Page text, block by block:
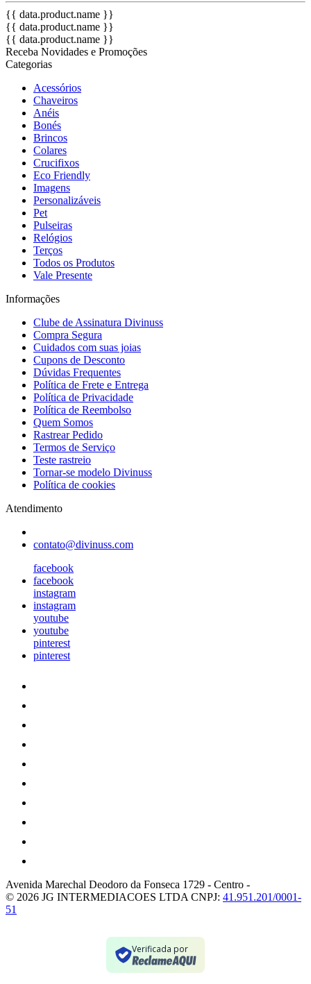
{{ data.product.name }}
{{ data.product.name }}
{{ data.product.name }}
Receba Novidades e Promoções
Categorias
Acessórios
Chaveiros
Anéis
Bonés
Brincos
Colares
Crucifixos
Eco Friendly
Imagens
Personalizáveis
Pet
Pulseiras
Relógios
Terços
Todos os Produtos
Vale Presente
Informações
Clube de Assinatura Divinuss
Compra Segura
Cuidados com suas joias
Cupons de Desconto
Dúvidas Frequentes
Política de Frete e Entrega
Política de Privacidade
Política de Reembolso
Quem Somos
Rastrear Pedido
Termos de Serviço
Teste rastreio
Tornar-se modelo Divinuss
Política de cookies
Atendimento
contato@divinuss.com
facebook
facebook
instagram
instagram
youtube
youtube
pinterest
pinterest
Avenida Marechal Deodoro da Fonseca 1729 - Centro -
© 2026 JG INTERMEDIACOES LTDA CNPJ: 41.951.201/0001-
51
Verificada por